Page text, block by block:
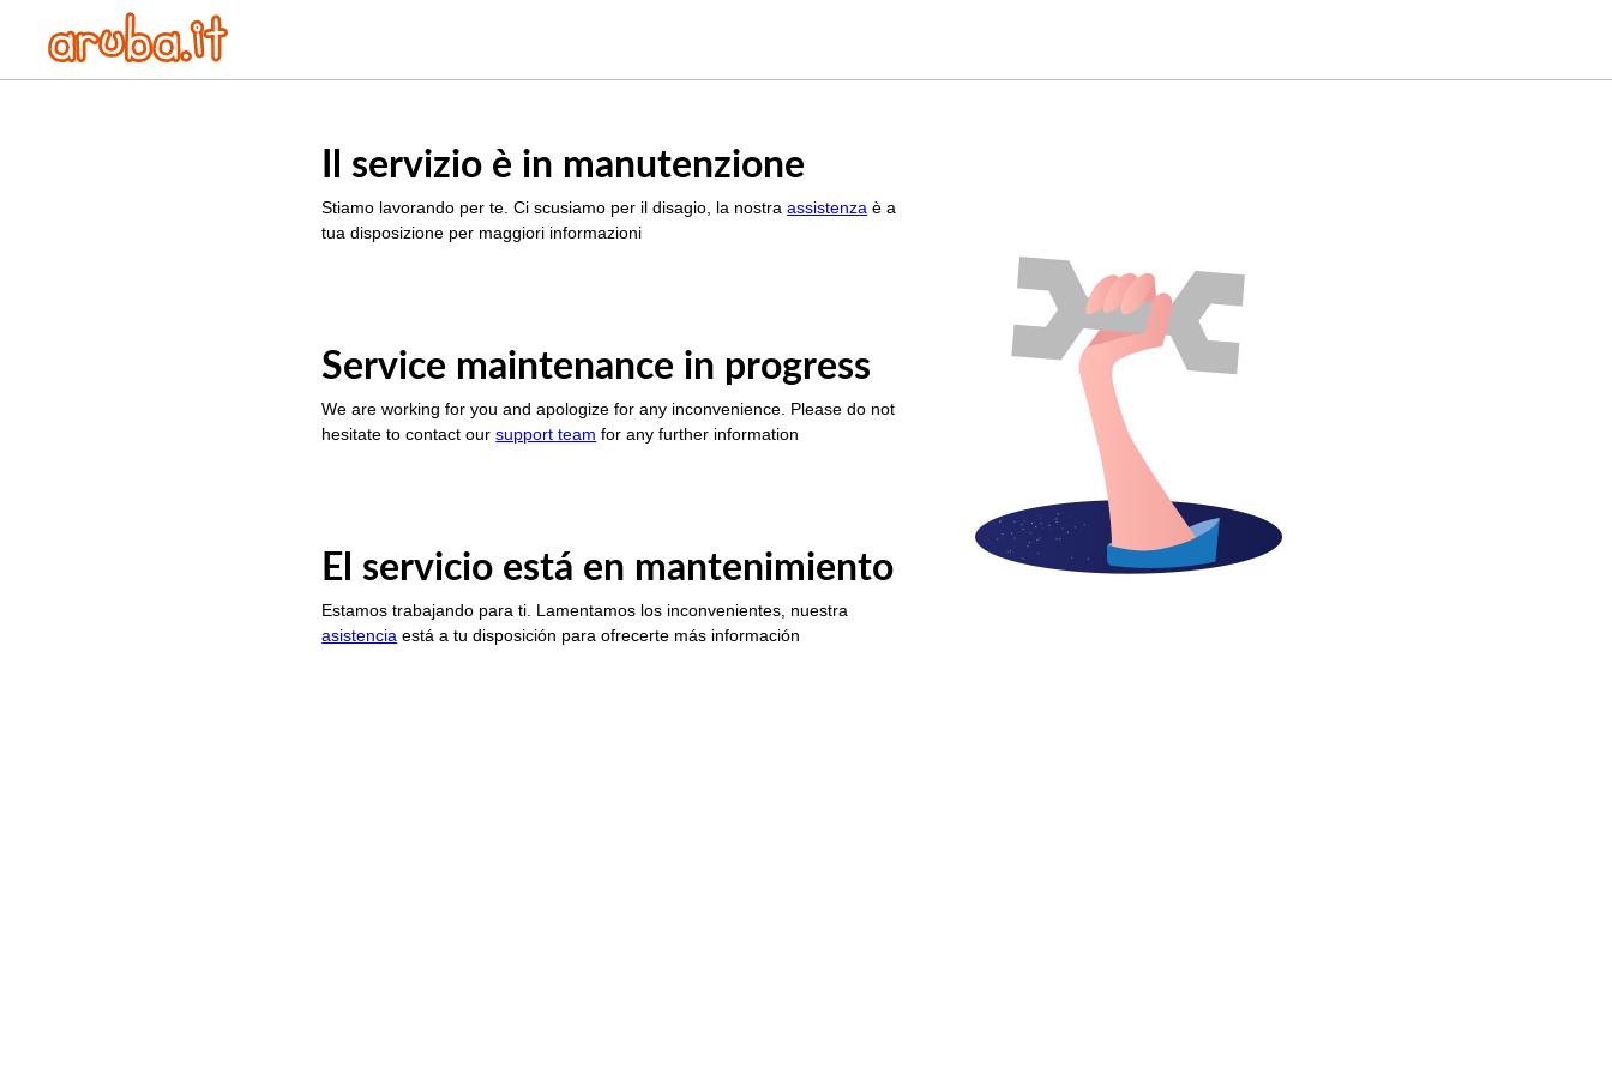
Il servizio è in manutenzione
Stiamo lavorando per te. Ci scusiamo per il disagio, la nostraassistenza è a
tua disposizione per maggiori informazioni
Service maintenance in progress
We are working for you and apologize for any inconvenience. Please do not
hesitate to contact oursupport team for any further information
El servicio está en mantenimiento
Estamos trabajando para ti. Lamentamos los inconvenientes, nuestra
asistencia está a tu disposición para ofrecerte más información